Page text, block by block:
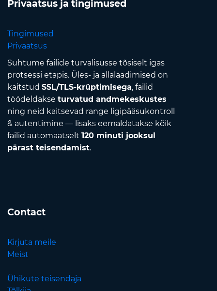
Privaatsus ja tingimused
Tingimused
Privaatsus
Suhtume failide turvalisusse tõsiselt igas
protsessi etapis. Üles- ja allalaadimised on
kaitstud SSL/TLS-krüptimisega, failid
töödeldakse turvatud andmekeskustes
ning neid kaitsevad range ligipääsukontroll
& autentimine — lisaks eemaldatakse kõik
failid automaatselt 120 minuti jooksul
pärast teisendamist.
Contact
Kirjuta meile
Meist
Ühikute teisendaja